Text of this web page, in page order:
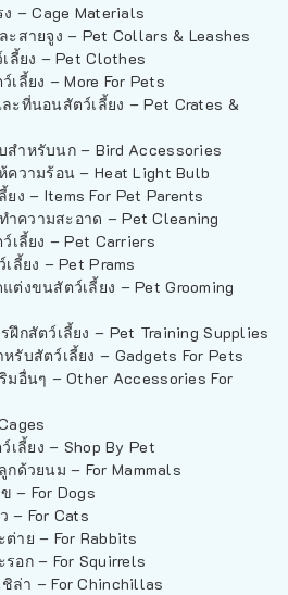
ง – Cage Materials
ะสายจูง – Pet Collars & Leashes
เลี้ยง – Pet Clothes
เลี้ยง – More For Pets
ะที่นอนสัตว์เลี้ยง – Pet Crates &
สำหรับนก – Bird Accessories
ความร้อน – Heat Light Bulb
ยง – Items For Pet Parents
ความสะอาด – Pet Cleaning
เลี้ยง – Pet Carriers
ลี้ยง – Pet Prams
ต่งขนสัตว์เลี้ยง – Pet Grooming
ฝึกสัตว์เลี้ยง – Pet Training Supplies
หรับสัตว์เลี้ยง – Gadgets For Pets
มอื่นๆ – Other Accessories For
เลี้ยง – Shop By Pet
กด้วยนม – For Mammals
– For Dogs
– For Cats
ต่าย – For Rabbits
รอก – For Squirrels
ล่า – For Chinchillas